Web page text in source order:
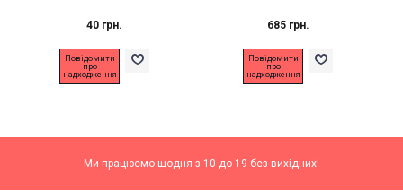
40 грн.
Повідомити
про
надходження
685 грн.
Повідомити
про
надходження
Ми працюємо щодня з 10 до 19 без вихідних!